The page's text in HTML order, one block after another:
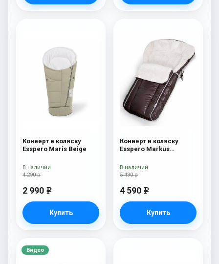
Конверт в коляску
Esspero Maris Beige
4 290 р
2 990 e
Купить
В наличии
Конверт в коляску
Esspero Markus
шерсть) Chocolat
5 490 р
4 590 e
Купить
В наличии
Видео